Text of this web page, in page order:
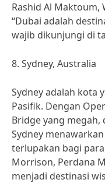
Rashid Al Maktoum,
“Dubai adalah
wajib dikunjungi di
8. Sydney, Australia
Sydney adalah kota
Pasifik. Dengan
Bridge yang megah,
Sydney
terlupakan bagi
Morrison, Perdana
menjadi destinasi